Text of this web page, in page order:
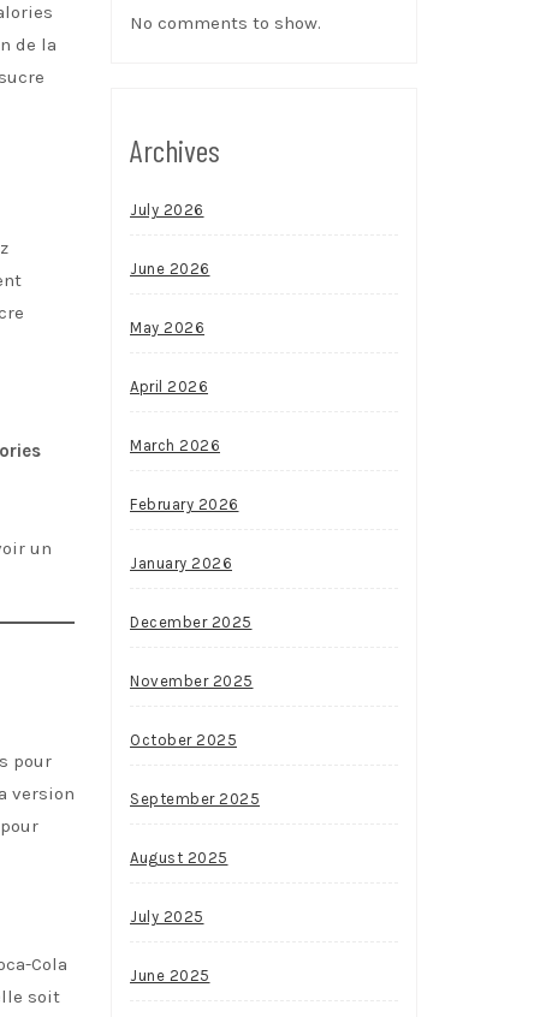
de la
un
pour
version
Cola
soit
No comments to show.
Archives
July 2026
June 2026
May 2026
April 2026
March 2026
February 2026
January 2026
December 2025
November 2025
October 2025
September 2025
August 2025
July 2025
June 2025